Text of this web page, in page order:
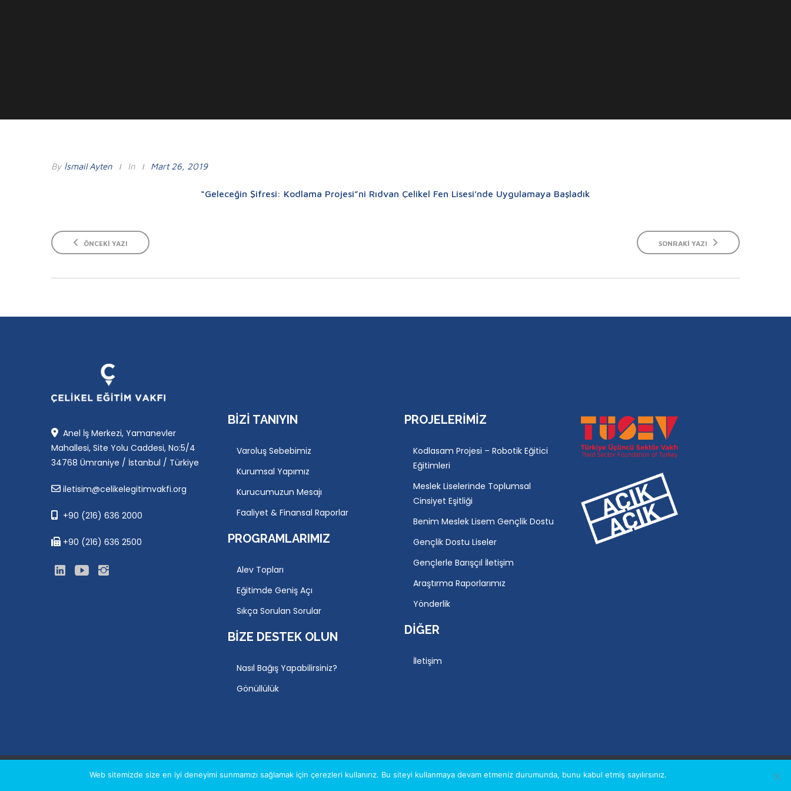
By İsmail Ayten In Mart 26, 2019
“Geleceğin Şifresi: Kodlama Projesi”ni Rıdvan Çelikel Fen Lisesi’nde Uygulamaya Başladık
ÖNCEKI YAZI SONRAKI YAZI
Anel İş Merkezi, Yamanevler
Mahallesi, Site Yolu Caddesi, No:5/4
34768 Ümraniye / İstanbul / Türkiye
iletisim@celikelegitimvakfi.org
+90 (216) 636 2000
+90 (216) 636 2500
BIZI TANIYIN
Varoluş Sebebimiz
Kurumsal Yapımız
Kurucumuzun Mesajı
Faaliyet & Finansal Raporlar
PROGRAMLARIMIZ
Alev Topları
Eğitimde Geniş Açı
Sıkça Sorulan Sorular
BIZE DESTEK OLUN
Nasıl Bağış Yapabilirsiniz?
Gönüllülük
PROJELERIMIZ
Kodlasam Projesi – Robotik Eğitici
Eğitimleri
Meslek Liselerinde Toplumsal
Cinsiyet Eşitliği
Benim Meslek Lisem Gençlik Dostu
Gençlik Dostu Liseler
Gençlerle Barışçıl İletişim
Araştırma Raporlarımız
Yönderlik
DIĞER
İletişim
© 2026 ÇELIKEL EĞITIM VAKFI, WEB: ATA BILIŞIM AYDINLATMA METNI YASAL UYARI KIŞISEL VERILERIN KORUNMASI VE GIZLILIK POLITIKASI
Web sitemizde size en iyi deneyimi sunmamızı sağlamak için çerezleri kullanırız. Bu siteyi kullanmaya devam etmeniz durumunda, bunu kabul etmiş sayılırsınız.